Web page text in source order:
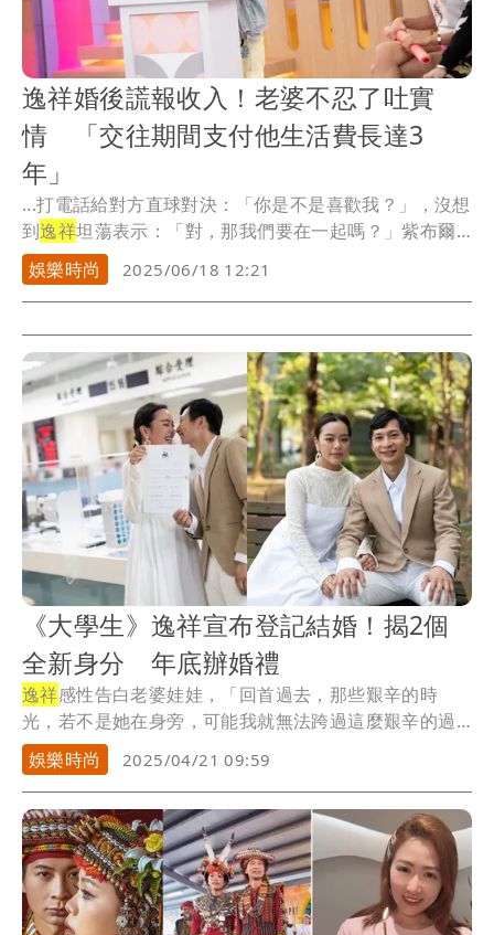
逸祥婚後謊報收入！老婆不忍了吐實
情 「交往期間支付他生活費長達3
年」
...打電話給對方直球對決：「你是不是喜歡我？」，沒想
到逸祥坦蕩表示：「對，那我們要在一起嗎？」紫布爾
則說...
娛樂時尚 2025/06/18 12:21
《大學生》逸祥宣布登記結婚！揭2個
全新身分 年底辦婚禮
逸祥感性告白老婆娃娃，「回首過去，那些艱辛的時
光，若不是她在身旁，可能我就無法跨過這麼艱辛的過
程。今...
娛樂時尚 2025/04/21 09:59